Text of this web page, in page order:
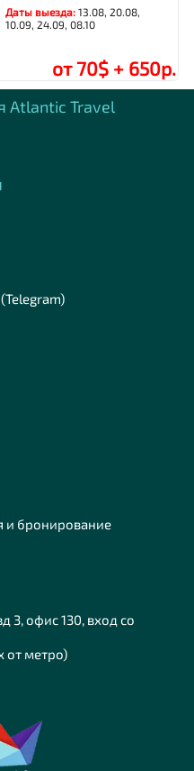
Даты выезда:13.08, 20.08,
10.09, 24.09, 08.10
от 70$ + 650р.
Аtlantic Travel
и бронирование
3, офис 130, вход со
от метро)